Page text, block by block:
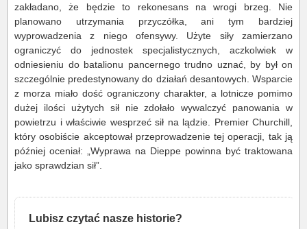
zakładano, że będzie to rekonesans na wrogi brzeg. Nie
planowano utrzymania przyczółka, ani tym bardziej
wyprowadzenia z niego ofensywy. Użyte siły zamierzano
ograniczyć do jednostek specjalistycznych, aczkolwiek w
odniesieniu do batalionu pancernego trudno uznać, by był on
szczególnie predestynowany do działań desantowych. Wsparcie
z morza miało dość ograniczony charakter, a lotnicze pomimo
dużej ilości użytych sił nie zdołało wywalczyć panowania w
powietrzu i właściwie wesprzeć sił na lądzie. Premier Churchill,
który osobiście akceptował przeprowadzenie tej operacji, tak ją
później oceniał: „Wyprawa na Dieppe powinna być traktowana
jako sprawdzian sił”.
Lubisz czytać nasze historie?